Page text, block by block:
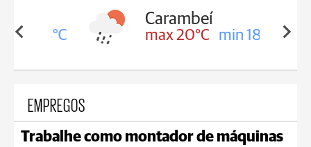
18°C
Carambeí
max 20°C min 18°C
EMPREGOS
Trabalhe como montador de máquinas